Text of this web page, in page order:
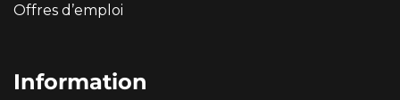
Offres d’emploi
Information